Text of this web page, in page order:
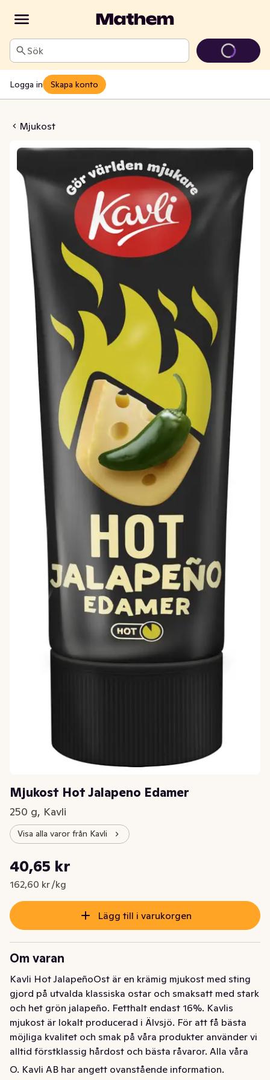
Sök
Logga in Skapa konto
MjukostEdamer
Mjukost Hot Jalapeno Edamer
250 g, Kavli
Visa alla varor från Kavli
Nuvarande pris är: 40,65 kr
40,65 kr
162,60 kr /kg
Styckpris: 162,60 kr /kg
Lägg till i varukorgen
Om varan
Kavli Hot JalapeñoOst är en krämig mjukost med sting
gjord på utvalda klassiska ostar och smaksatt med stark
och het grön jalapeño. Fetthalt endast 16%. Kavlis
mjukost är lokalt producerad i Älvsjö. För att få bästa
möjliga kvalitet och smak på våra produkter använder vi
alltid förstklassig hårdost och bästa råvaror. Alla våra
mjukostar är pastöriserade och det går bra att äta dem
O. Kavli AB har angett ovanstående information.